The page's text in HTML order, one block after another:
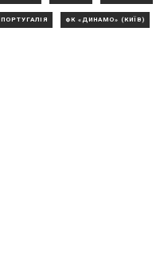
ПОРТУГАЛІЯ ФК «ДИНАМО» (КИЇВ)